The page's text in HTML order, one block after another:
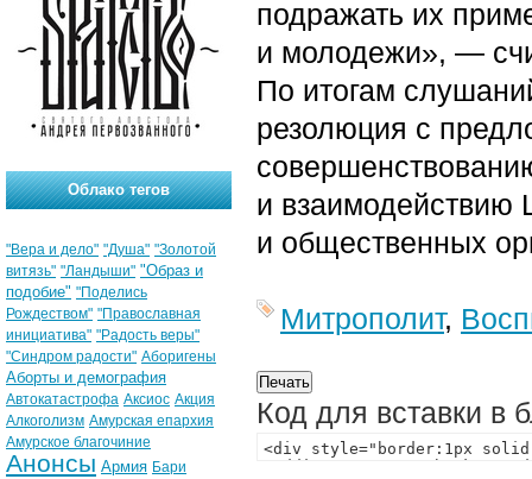
подражать их
и молодежи», —
По итогам
резолюция с
и взаимодействию
и общественных
Митрополит,
Код для вставки в
Облако тегов
"Вера и дело" "Душа" "Золотой
витязь" "Ландыши" "Образ и
подобие" "Поделись
Рождеством" "Православная
инициатива" "Радость веры"
"Синдром радости" Аборигены
Аборты и демография
Автокатастрофа Аксиос Акция
Алкоголизм Амурская епархия
Амурское благочиние
Анонсы Армия Бари